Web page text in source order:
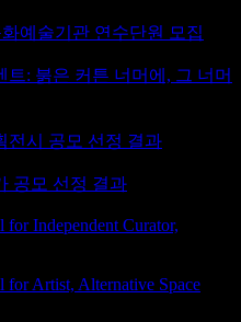
예술기관 연수단원 모집
: 붉은 커튼 너머에, 그 너머
전시 공모 선정 결과
공모 선정 결과
for Independent Curator,
for Artist, Alternative Space